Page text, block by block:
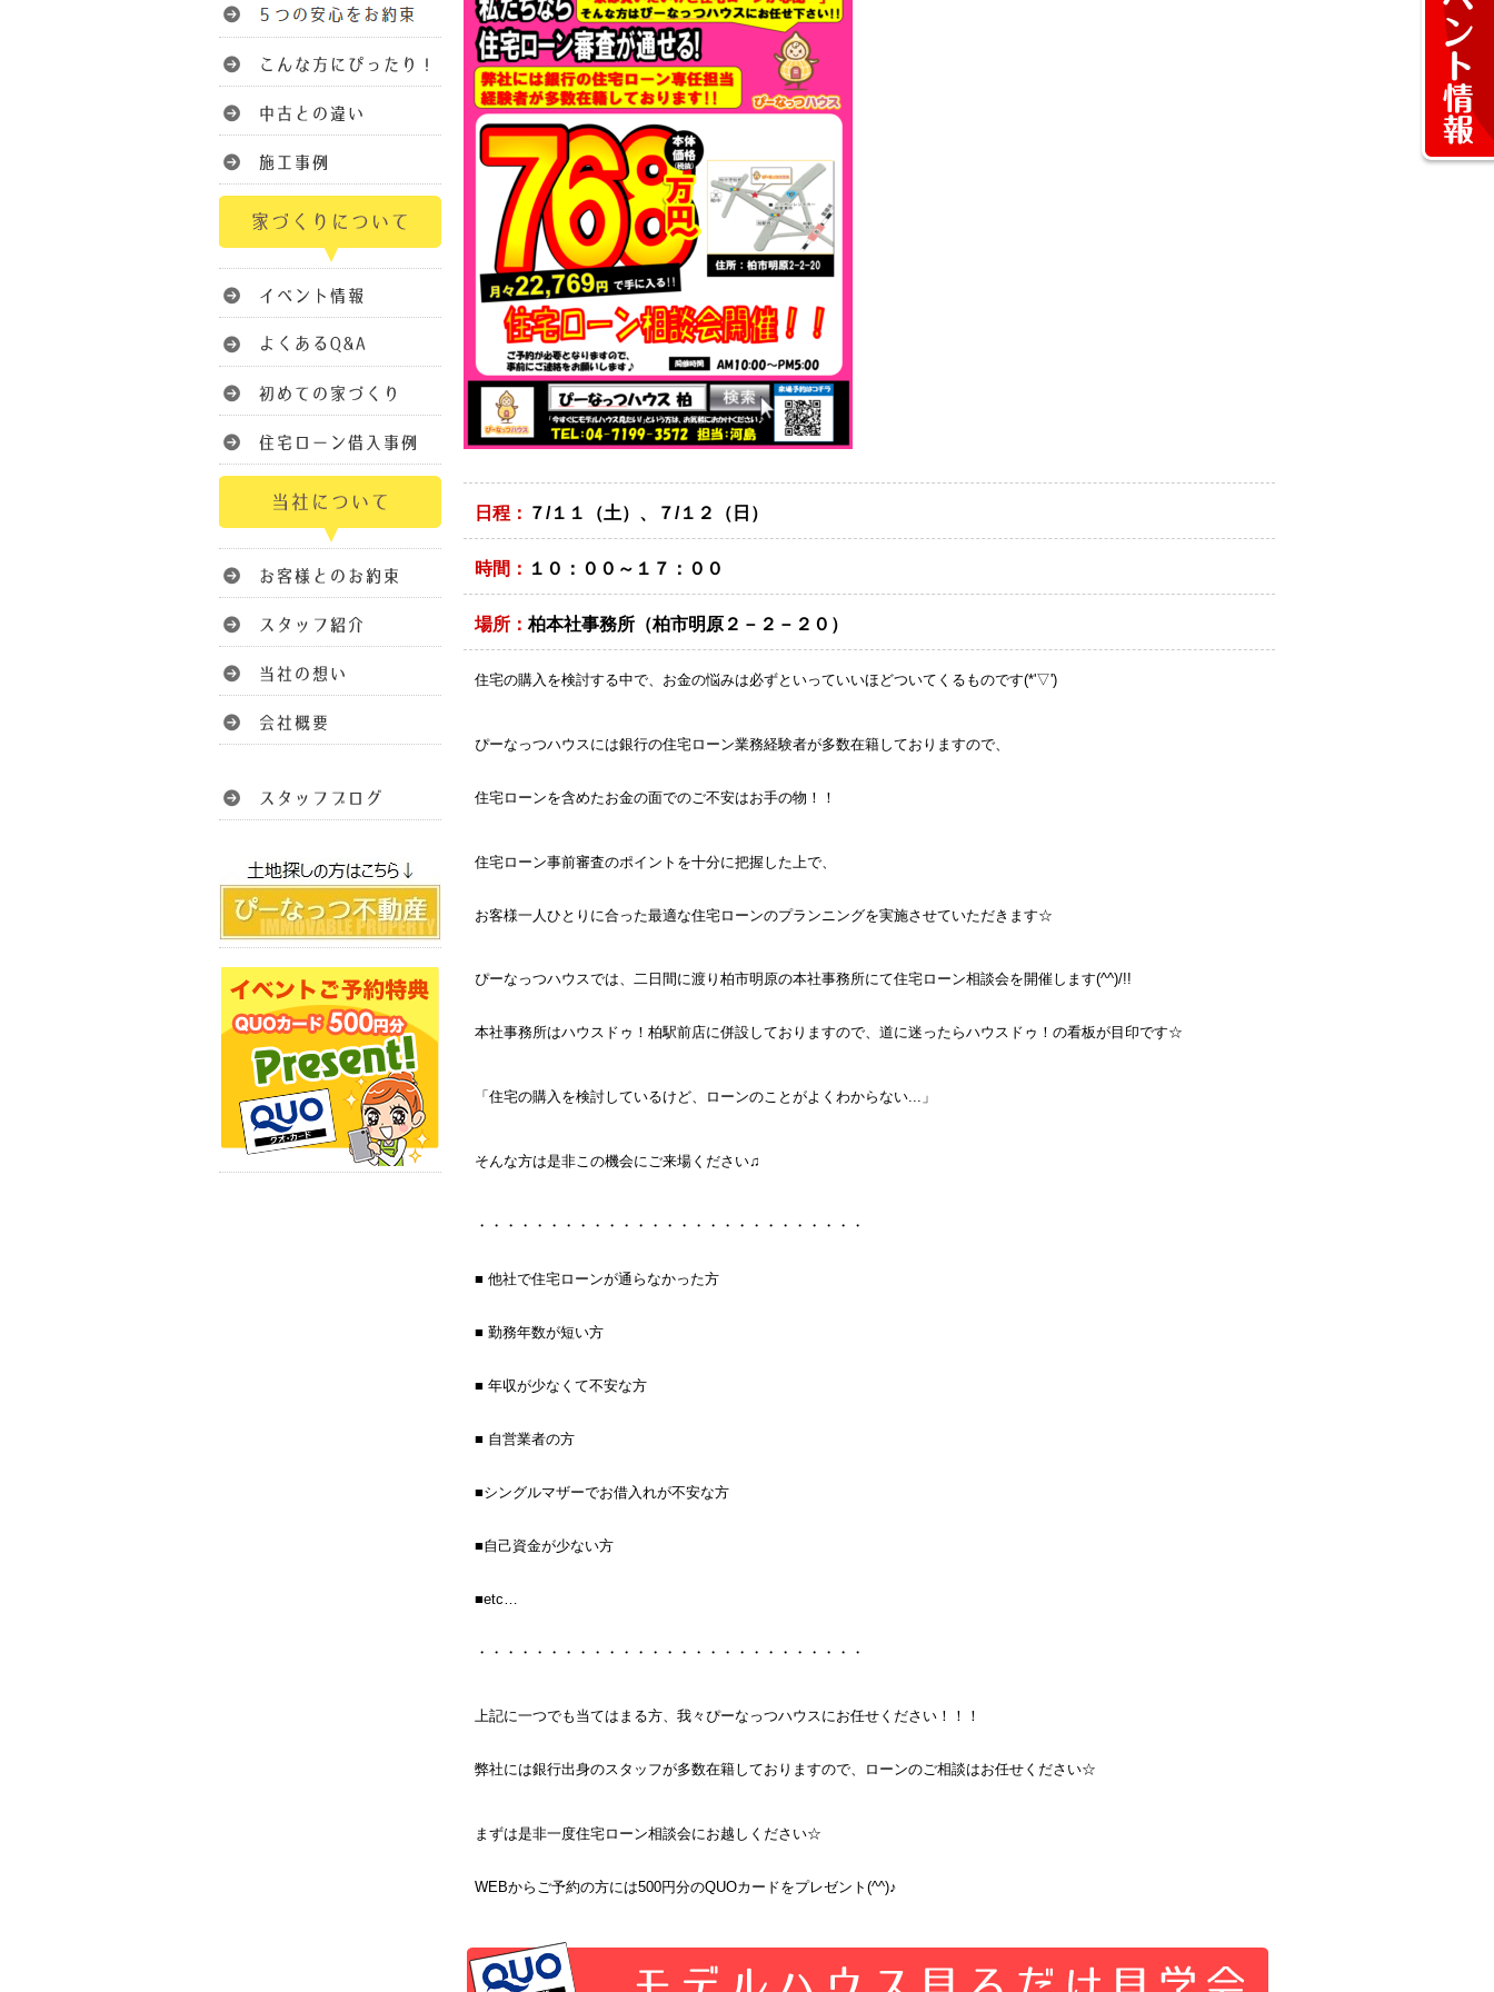
日程： ７/１１（土）、７/１２（日）
時間： １０：００～１７：００
場所：柏本社事務所（柏市明原２－２－２０）
住宅の購入を検討する中で、お金の悩みは必ずといっていいほどついてくるものです(*'▽')
ぴーなっつハウスには銀行の住宅ローン業務経験者が多数在籍しておりますので、
住宅ローンを含めたお金の面でのご不安はお手の物！！
住宅ローン事前審査のポイントを十分に把握した上で、
お客様一人ひとりに合った最適な住宅ローンのプランニングを実施させていただきます☆
ぴーなっつハウスでは、二日間に渡り柏市明原の本社事務所にて住宅ローン相談会を開催します(^^)/!!
本社事務所はハウスドゥ！柏駅前店に併設しておりますので、道に迷ったらハウスドゥ！の看板が目印です☆
「住宅の購入を検討しているけど、ローンのことがよくわからない...」
そんな方は是非この機会にご来場ください♫
・・・・・・・・・・・・・・・・・・・・・・・・・・・
■ 他社で住宅ローンが通らなかった方
■ 勤務年数が短い方
■ 年収が少なくて不安な方
■ 自営業者の方
■シングルマザーでお借入れが不安な方
■自己資金が少ない方
■etc…
・・・・・・・・・・・・・・・・・・・・・・・・・・・
上記に一つでも当てはまる方、我々ぴーなっつハウスにお任せください！！！
弊社には銀行出身のスタッフが多数在籍しておりますので、ローンのご相談はお任せください☆
まずは是非一度住宅ローン相談会にお越しください☆
WEBからご予約の方には500円分のQUOカードをプレゼント(^^)♪